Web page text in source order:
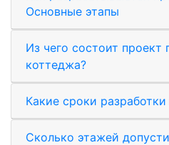
Основные этапы
Из чего состоит проект
коттеджа?
Какие сроки
Сколько этажей